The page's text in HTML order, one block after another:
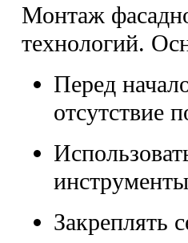
Монтаж
технологий.
Перед
отсутствие
Закреплять